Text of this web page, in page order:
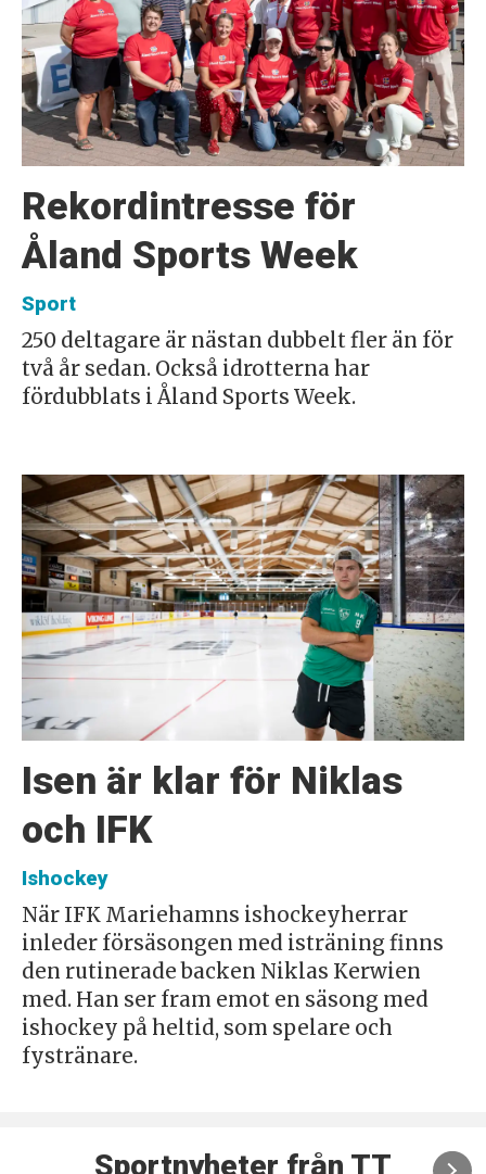
Rekordintresse för
Åland Sports Week
Sport
250 deltagare är nästan dubbelt fler än för
två år sedan. Också idrotterna har
fördubblats i Åland Sports Week.
Isen är klar för Niklas
och IFK
Ishockey
När IFK Mariehamns ishockeyherrar
inleder försäsongen med isträning finns
den rutinerade backen Niklas Kerwien
med. Han ser fram emot en säsong med
ishockey på heltid, som spelare och
fystränare.
Sportnyheter från TT